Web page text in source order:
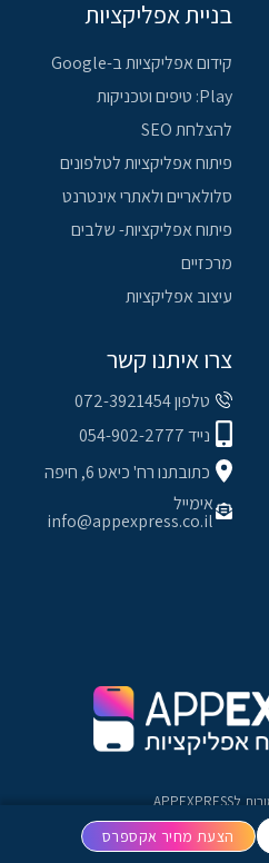
הצעת מחיר אקספרס
בניית אפליקציות
קידום אפליקציות ב-Google
Play: טיפים וטכניקות
להצלחת SEO
פיתוח אפליקציות לטלפונים
סלולאריים ולאתרי אינטרנט
פיתוח אפליקציות- שלבים
מרכזיים
עיצוב אפליקציות
צרו איתנו קשר
טלפון 072-3921454
נייד 054-902-2777
כתובתנו רח' כיאט 6, חיפה
אימייל
info@appexpress.co.il
לAPPEXPRESS